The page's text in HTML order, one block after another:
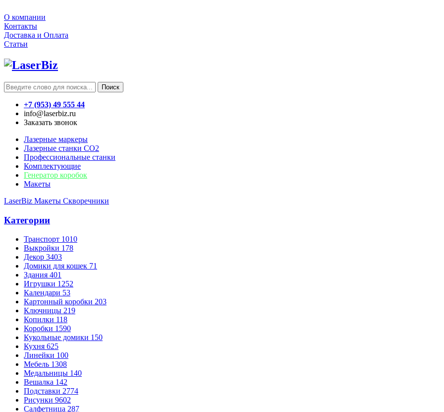
О компании
Контакты
Доставка и Оплата
Статьи
Поиск
+7 (953) 49 555 44
info@laserbiz.ru
Заказать звонок
Лазерные маркеры
Лазерные станки CO2
Профессиональные станки
Комплектующие
Генератор коробок
Макеты
LaserBiz Макеты Скворечники
Категории
Транспорт 1010
Выкройки 178
Декор 3403
Домики для кошек 71
Здания 401
Игрушки 1252
Календари 53
Картонный коробки 203
Ключницы 219
Копилки 118
Коробки 1590
Кукольные домики 150
Кухня 625
Линейки 100
Мебель 1308
Медальницы 140
Вешалка 142
Подставки 2774
Рисунки 9602
Салфетница 287